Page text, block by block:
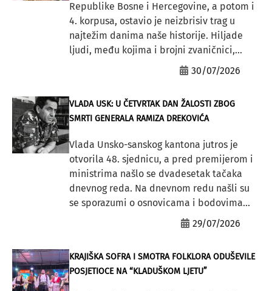
Republike Bosne i Hercegovine, a potom i
4. korpusa, ostavio je neizbrisiv trag u
najtežim danima naše historije. Hiljade
ljudi, među kojima i brojni zvaničnici,...
30/07/2026
VLADA USK: U ČETVRTAK DAN ŽALOSTI ZBOG
SMRTI GENERALA RAMIZA DREKOVIĆA
Vlada Unsko-sanskog kantona jutros je
otvorila 48. sjednicu, a pred premijerom i
ministrima našlo se dvadesetak tačaka
dnevnog reda. Na dnevnom redu našli su
se sporazumi o osnovicama i bodovima...
29/07/2026
KRAJIŠKA SOFRA I SMOTRA FOLKLORA ODUŠEVILE
POSJETIOCE NA “KLADUŠKOM LJETU”